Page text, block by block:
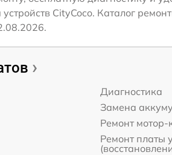
CityCoco. Каталог
Диагностика
Замена
Ремонт мотор-
Ремонт платы